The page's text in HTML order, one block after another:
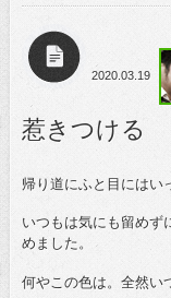
2020.03.19
惹きつける
帰り道にふと目にはい
いつもは気にも留めず
めました。
何やこの色は。全然い